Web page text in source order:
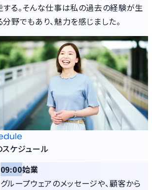
する。そんな仕事は私の過去の経験が生
分野でもあり、魅力を感じました。
スケジュール
09:00始業
グループウェアのメッセージや、顧客から